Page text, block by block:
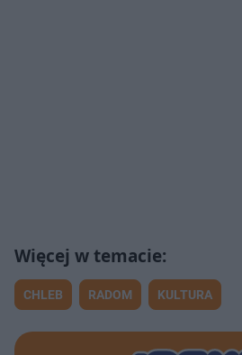
CHLEB RADOM KULTURA